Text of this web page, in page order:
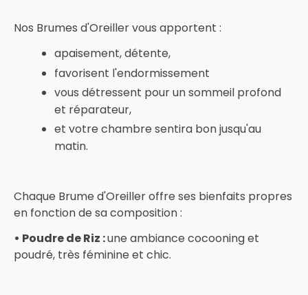
Nos Brumes d'Oreiller vous apportent :
apaisement, détente,
favorisent l'endormissement
vous détressent pour un sommeil profond
et réparateur,
et votre chambre sentira bon jusqu'au
matin.
Chaque Brume d'Oreiller offre ses bienfaits propres
en fonction de sa composition :
• Poudre de Riz :une ambiance cocooning et
poudré, très féminine et chic.